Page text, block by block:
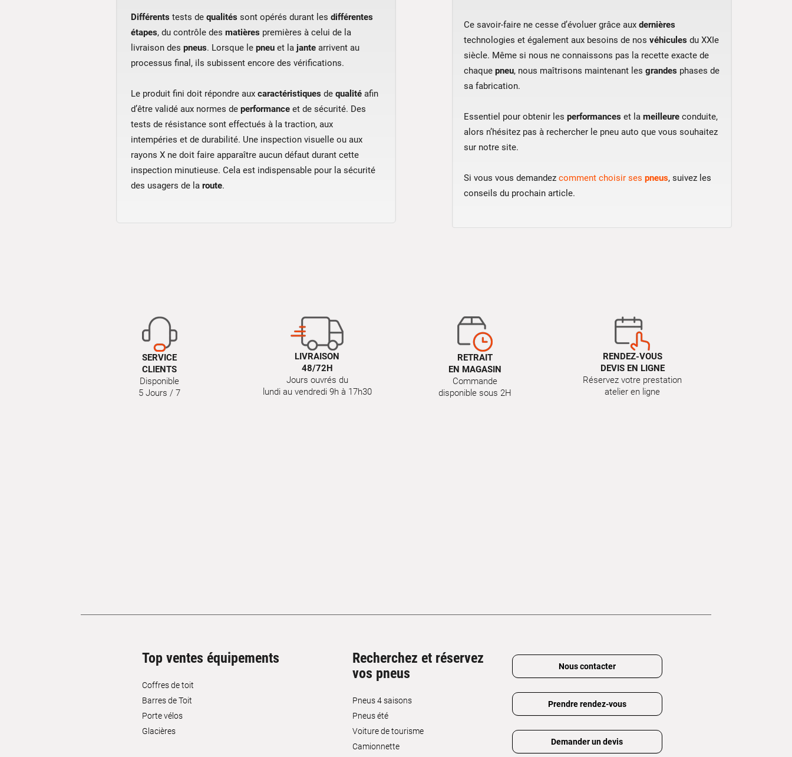
Différents tests de qualités sont opérés durant les différentes
étapes, du contrôle des matières premières à celui de la
livraison des pneus. Lorsque le pneu et la jante arrivent au
processus final, ils subissent encore des vérifications.
Le produit fini doit répondre aux caractéristiques de qualité afin
d’être validé aux normes de performance et de sécurité. Des
tests de résistance sont effectués à la traction, aux
intempéries et de durabilité. Une inspection visuelle ou aux
rayons X ne doit faire apparaître aucun défaut durant cette
inspection minutieuse. Cela est indispensable pour la sécurité
des usagers de la route.
Ce savoir-faire ne cesse d’évoluer grâce aux dernières
technologies et également aux besoins de nos véhicules du XXIe
siècle. Même si nous ne connaissons pas la recette exacte de
chaque pneu, nous maîtrisons maintenant les grandes phases de
sa fabrication.
Essentiel pour obtenir les performances et la meilleure conduite,
alors n’hésitez pas à rechercher le pneu auto que vous souhaitez
sur notre site.
Si vous vous demandez comment choisir ses pneus, suivez les
conseils du prochain article.
SERVICE
CLIENTS
Disponible
5 Jours / 7
LIVRAISON
48/72H
Jours ouvrés du
lundi au vendredi 9h à 17h30
RETRAIT
EN MAGASIN
Commande
disponible sous 2H
RENDEZ-VOUS
DEVIS EN LIGNE
Réservez votre prestation
atelier en ligne
Top ventes équipements
Coffres de toit
Barres de Toit
Porte vélos
Glacières
Recherchez et réservez
vos pneus
Pneus 4 saisons
Pneus été
Voiture de tourisme
Camionnette
Nous contacter
Prendre rendez-vous
Demander un devis